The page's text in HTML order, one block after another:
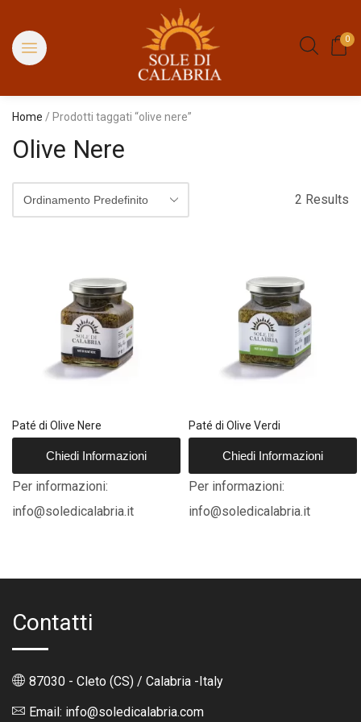
0
Home / Prodotti taggati “olive nere”
Olive Nere
2 Results
Paté di Olive Nere
Chiedi Informazioni
Per informazioni:
info@soledicalabria.it
Paté di Olive Verdi
Chiedi Informazioni
Per informazioni:
info@soledicalabria.it
Contatti
87030 - Cleto (CS) / Calabria -Italy
Email: info@soledicalabria.com